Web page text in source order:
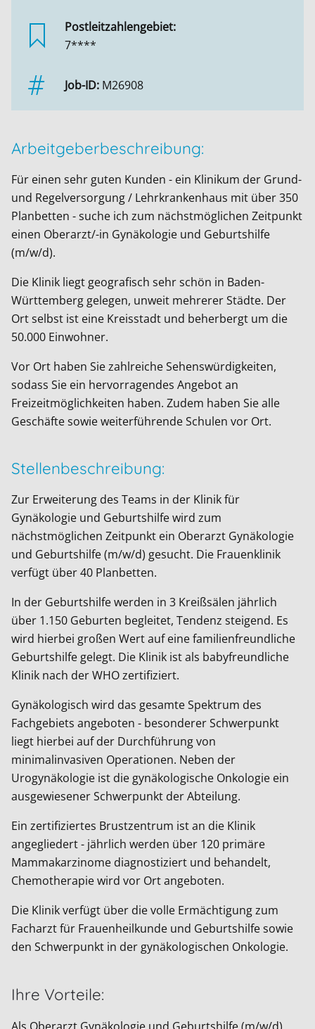
Postleitzahlengebiet:
7****
Job-ID: M26908
Arbeitgeberbeschreibung:
Für einen sehr guten Kunden - ein Klinikum der Grund-
und Regelversorgung / Lehrkrankenhaus mit über 350
Planbetten - suche ich zum nächstmöglichen Zeitpunkt
einen Oberarzt/-in Gynäkologie und Geburtshilfe
(m/w/d).
Die Klinik liegt geografisch sehr schön in Baden-
Württemberg gelegen, unweit mehrerer Städte. Der
Ort selbst ist eine Kreisstadt und beherbergt um die
50.000 Einwohner.
Vor Ort haben Sie zahlreiche Sehenswürdigkeiten,
sodass Sie ein hervorragendes Angebot an
Freizeitmöglichkeiten haben. Zudem haben Sie alle
Geschäfte sowie weiterführende Schulen vor Ort.
Stellenbeschreibung:
Zur Erweiterung des Teams in der Klinik für
Gynäkologie und Geburtshilfe wird zum
nächstmöglichen Zeitpunkt ein Oberarzt Gynäkologie
und Geburtshilfe (m/w/d) gesucht. Die Frauenklinik
verfügt über 40 Planbetten.
In der Geburtshilfe werden in 3 Kreißsälen jährlich
über 1.150 Geburten begleitet, Tendenz steigend. Es
wird hierbei großen Wert auf eine familienfreundliche
Geburtshilfe gelegt. Die Klinik ist als babyfreundliche
Klinik nach der WHO zertifiziert.
Gynäkologisch wird das gesamte Spektrum des
Fachgebiets angeboten - besonderer Schwerpunkt
liegt hierbei auf der Durchführung von
minimalinvasiven Operationen. Neben der
Urogynäkologie ist die gynäkologische Onkologie ein
ausgewiesener Schwerpunkt der Abteilung.
Ein zertifiziertes Brustzentrum ist an die Klinik
angegliedert - jährlich werden über 120 primäre
Mammakarzinome diagnostiziert und behandelt,
Chemotherapie wird vor Ort angeboten.
Die Klinik verfügt über die volle Ermächtigung zum
Facharzt für Frauenheilkunde und Geburtshilfe sowie
den Schwerpunkt in der gynäkologischen Onkologie.
Ihre Vorteile: